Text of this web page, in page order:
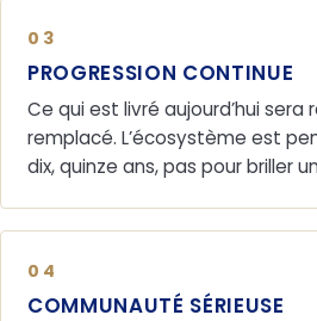
03
PROGRESSION CONTINUE
Ce qui est livré aujourd’hui sera
remplacé. L’écosystème est
dix, quinze ans, pas pour briller
04
COMMUNAUTÉ SÉRIEUSE